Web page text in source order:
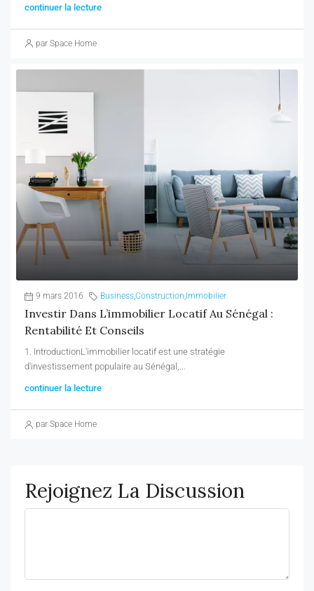
continuer la lecture
par Space Home
9 mars 2016 Business,Construction, Immobilier
Investir Dans L’immobilier Locatif Au Sénégal :
Rentabilité Et Conseils
1. IntroductionL'immobilier locatif est une stratégie
d'investissement populaire au Sénégal,...
continuer la lecture
par Space Home
Rejoignez La Discussion